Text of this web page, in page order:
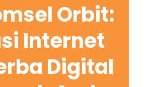
Orbit:
Internet
Digital